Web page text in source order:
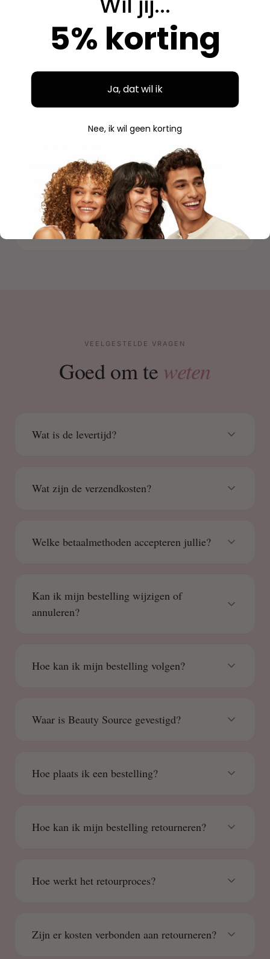
Aidan
"
Duidelijke website, makkelijk bestellen en mooie
verpakking. Volgende keer weer.
S Savannah
Geverifieerde aankoop
VEELGESTELDE VRAGEN
Goed om te weten
Wat is de levertijd?
Wat zijn de verzendkosten?
Welke betaalmethoden accepteren jullie?
Kan ik mijn bestelling wijzigen of
annuleren?
Hoe kan ik mijn bestelling volgen?
Waar is Beauty Source gevestigd?
Hoe plaats ik een bestelling?
Hoe kan ik mijn bestelling retourneren?
Hoe werkt het retourproces?
Zijn er kosten verbonden aan retourneren?
5% korting
Ja, dat wil ik
Nee, ik wil geen korting